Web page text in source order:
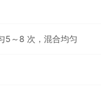
5～8 次，混合均匀